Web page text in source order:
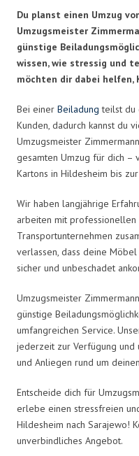
Du planst einen Umzug
Umzugsmeister
günstige
wissen, wie stressig und
möchten dir dabei helfen,
Bei einer Beiladung teilst du
Kunden, dadurch kannst du
Umzugsmeister
gesamten Umzug für dich –
Kartons in Hildesheim bis
Wir haben langjährige
arbeiten mit professionellen
Transportunternehmen
verlassen, dass deine
sicher und unbeschadet
Umzugsmeister
günstige
umfangreichen Service.
jederzeit zur Verfügung und
und Anliegen rund um
Entscheide dich für
erlebe einen stressfreien
Hildesheim nach Sarajewo!
unverbindliches Angebot.